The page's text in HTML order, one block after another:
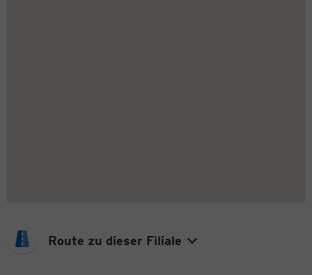
Route zu dieser Filiale